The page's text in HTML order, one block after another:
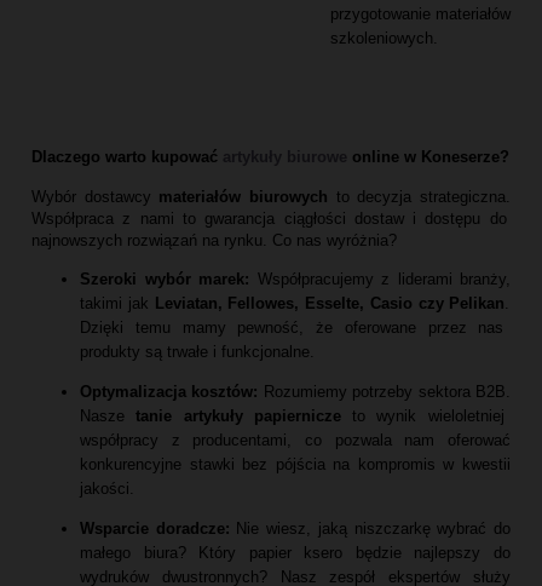
przygotowanie materiałów
szkoleniowych.
Dlaczego warto kupować artykuły biurowe online w Koneserze?
Wybór dostawcy materiałów biurowych to decyzja strategiczna.
Współpraca z nami to gwarancja ciągłości dostaw i dostępu do
najnowszych rozwiązań na rynku.
Co nas wyróżnia?
Szeroki wybór marek: Współpracujemy z liderami branży,
takimi jak Leviatan, Fellowes, Esselte, Casio czy Pelikan
Dzięki temu mamy pewność,
że oferowane przez nas
produkty są trwałe i funkcjonalne.
Optymalizacja kosztów: Rozumiemy potrzeby sektora B2B.
Naszetanie artykuły papierniczeto wynik wieloletniej
współpracy z producentami,
co pozwala nam oferować
konkurencyjne stawki bez pójścia na kompromis w kwestii
jakości.
Wsparcie doradcze: Nie wiesz,
jaką niszczarkę wybrać do
małego biura?Który papier ksero będzie najlepszy do
wydruków dwustronnych?Nasz zespół ekspertów służy